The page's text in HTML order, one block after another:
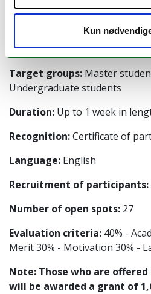
Kun
Host university:Universität
Type of event / Mode:
Target groups: Master
Undergraduate students
Duration: Up to 1 week in
Recognition:Certificate of
Language: English
Recruitment of participants:
Number of open spots: 27
Evaluation criteria: 40% -
Merit 30% - Motivation 30% -
Note: Those who are
will be awarded a grant of